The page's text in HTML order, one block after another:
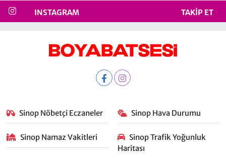
INSTAGRAM TAKIP ET
Sinop Nöbetçi Eczaneler Sinop Hava Durumu
Sinop Namaz Vakitleri
Sinop Trafik Yoğunluk
Haritası